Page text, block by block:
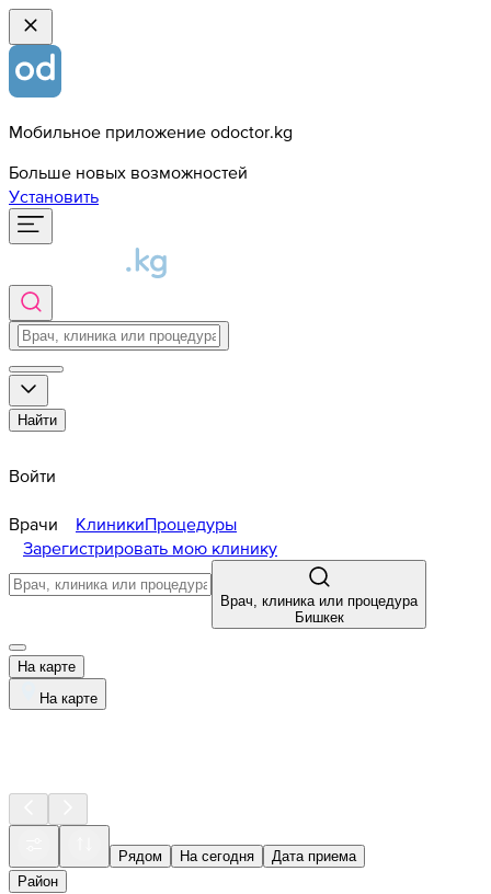
Мобильное приложение odoctor.kg
Больше новых возможностей
Установить
Найти
Войти
Врачи КлиникиПроцедуры
Зарегистрировать мою клинику
Врач, клиника или процедура
Бишкек
На карте
На карте
Рядом На сегодня
Дата приема
Район